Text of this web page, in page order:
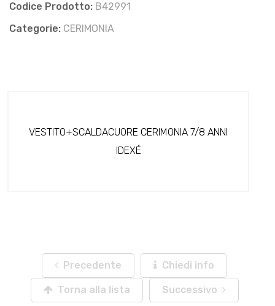
Codice Prodotto: B42991
Categorie: CERIMONIA
VESTITO+SCALDACUORE CERIMONIA 7/8 ANNI
IDEXÉ
Precedente Chiedi info
Torna alla lista Successivo